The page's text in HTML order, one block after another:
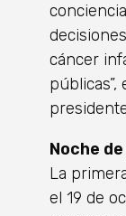
cáncer
Noche
La
el 19 de